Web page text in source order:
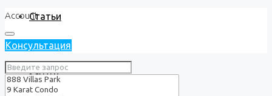
Статьи
Услуги
Account
Консультация